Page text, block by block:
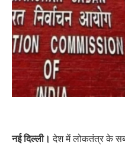
नई दिल्ली।देश में लोकतंत्र के